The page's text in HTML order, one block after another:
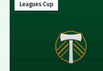
Leagues Cup